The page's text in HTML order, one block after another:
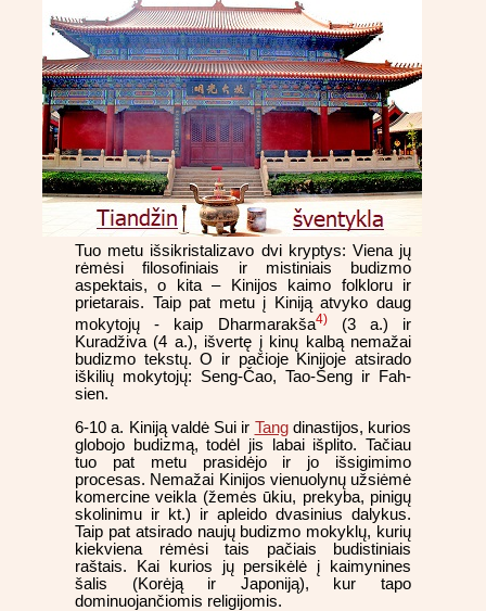
Tuo metu išsikristalizavo dvi kryptys: Viena jų
rėmėsi filosofiniais ir mistiniais budizmo
aspektais, o kita – Kinijos kaimo folkloru ir
prietarais. Taip pat metu į Kiniją atvyko daug
mokytojų - kaip Dharmarakša4)(3 a.) ir
Kuradživa (4 a.), išvertę į kinų kalbą nemažai
budizmo tekstų. O ir pačioje Kinijoje atsirado
iškilių mokytojų: Seng-Čao, Tao-Šeng ir Fah-
sien.
6-10 a. Kiniją valdė Sui ir Tangdinastijos, kurios
globojo budizmą, todėl jis labai išplito. Tačiau
tuo pat metu prasidėjo ir jo išsigimimo
procesas. Nemažai Kinijos vienuolynų užsiėmė
komercine veikla (žemės ūkiu, prekyba, pinigų
skolinimu ir kt.) ir apleido dvasinius dalykus.
Taip pat atsirado naujų budizmo mokyklų, kurių
kiekviena rėmėsi tais pačiais budistiniais
raštais. Kai kurios jų persikėlė į kaimynines
šalis (Korėją ir Japoniją), kur tapo
dominuojančiomis religijomis.